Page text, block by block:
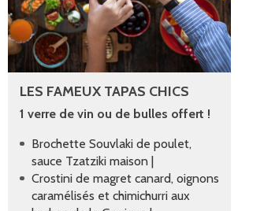
LES FAMEUX TAPAS CHICS
1 verre de vin ou de bulles offert !
Brochette Souvlaki de poulet,
sauce Tzatziki maison |
Crostini de magret canard, oignons
caramélisés et chimichurri aux